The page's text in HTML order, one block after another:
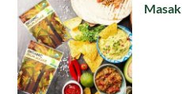
Masak